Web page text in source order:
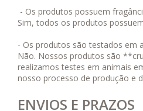
- Os produtos possuem
Sim, todos os produtos
- Os produtos são testados em
Não. Nossos produtos são
realizamos testes em animais
nosso processo de produção e
ENVIOS E PRAZOS